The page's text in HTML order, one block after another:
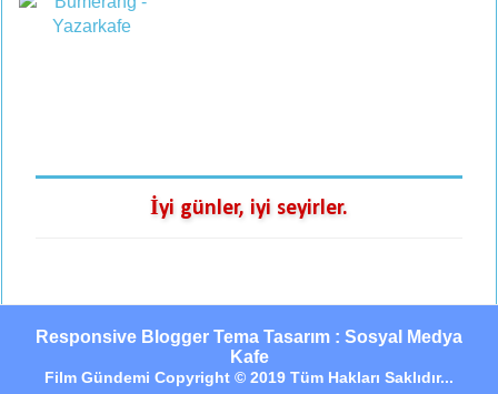
İyi günler, iyi seyirler.
Responsive Blogger Tema Tasarım : Sosyal Medya
Kafe
Film Gündemi Copyright © 2019 Tüm Hakları Saklıdır...